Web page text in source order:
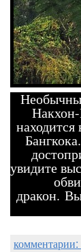
увидите
дракон.